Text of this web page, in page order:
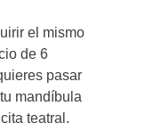
el mismo
de 6
pasar
mandíbula
teatral.